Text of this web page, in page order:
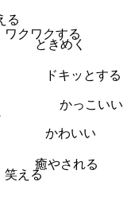
る
ワクワクする
ときめく
ドキッとする
かっこいい
かわいい
癒やされる
笑える